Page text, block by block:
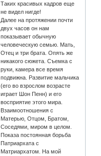
Таких красивых кадров еще
не видел нигде!
Далее на протяжении почти
двух часов он нам
показывает обычную
человеческую семью. Мать,
Отец и три брата. Опять же
никакого сюжета. Съемка с
руки, камера все время
подвижна. Развитие мальчика
(его во взрослом возрасте
играет Шон Пенн) и его
восприятие этого мира.
Взаимоотношения с
Матерью, Отцом, Братом,
Соседями, миром в целом.
Показа постоянная борьба
Патриархата с
Матриархатом. На мой